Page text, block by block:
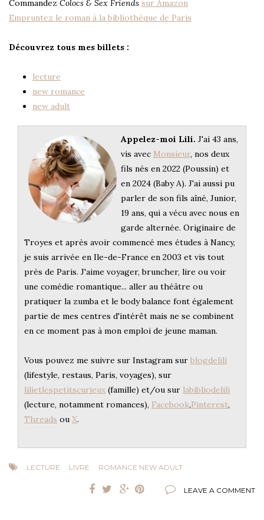
Commandez Colocs & Sex Friends sur Amazon
Empruntez le roman à la bibliothèque de Paris
Découvrez tous mes billets :
lecture
new romance
new adult
Appelez-moi Lili. J'ai 43 ans,
vis avec Monsieur, nos deux
fils nés en 2022 (Poussin) et
en 2024 (Baby A). J'ai aussi pu
parler de son fils aîné, Junior,
19 ans, qui a vécu avec nous en
garde alternée. Originaire de
Troyes et après avoir commencé mes études à Nancy,
je suis arrivée en Ile-de-France en 2003 et vis tout
près de Paris. J'aime voyager, bruncher, lire ou voir
une comédie romantique... aller au théâtre ou
pratiquer la zumba et le body balance font également
partie de mes centres d'intérêt mais ne se combinent
en ce moment pas à mon emploi de jeune maman.
Vous pouvez me suivre sur Instagram sur blogdelili
(lifestyle, restaus, Paris, voyages), sur
lilietlespetitscurieux (famille) et/ou sur labibliodelili
(lecture, notamment romances), Facebook,Pinterest,
Threads ou X.
LECTURE LIVRE ROMANCE NEW ADULT
LEAVE A COMMENT